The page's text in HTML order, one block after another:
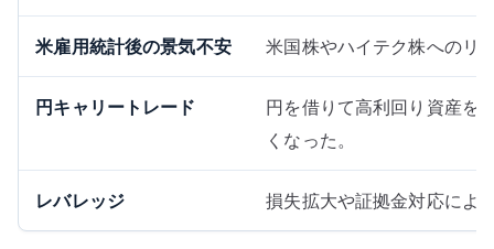
米雇用統計後の景気不安 米国株やハイテク株へのリ
円キャリートレード
円を借りて高利回り資産を
くなった。
レバレッジ 損失拡大や証拠金対応によ